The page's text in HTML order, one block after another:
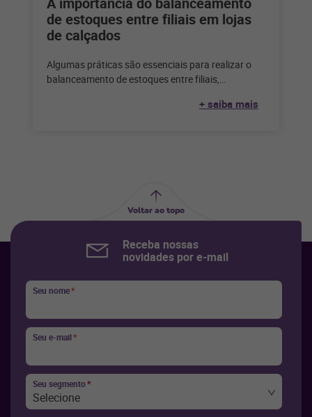
de estoques entre filiais em lojas
de calçados
Algumas práticas são essenciais para realizar o
balanceamento de estoques entre filiais,
+ saiba mais
Voltar ao topo
Receba nossas
novidades por e-mail
Seu nome*
Seu e-mail*
Seu segmento*
Selecione